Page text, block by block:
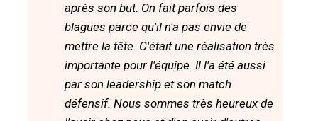
après son but. On fait parfois des
blagues parce qu'il n'a pas envie de
mettre la tête. C'était une réalisation très
importante pour l'équipe. Il l'a été aussi
par son leadership et son match
défensif. Nous sommes très heureux de